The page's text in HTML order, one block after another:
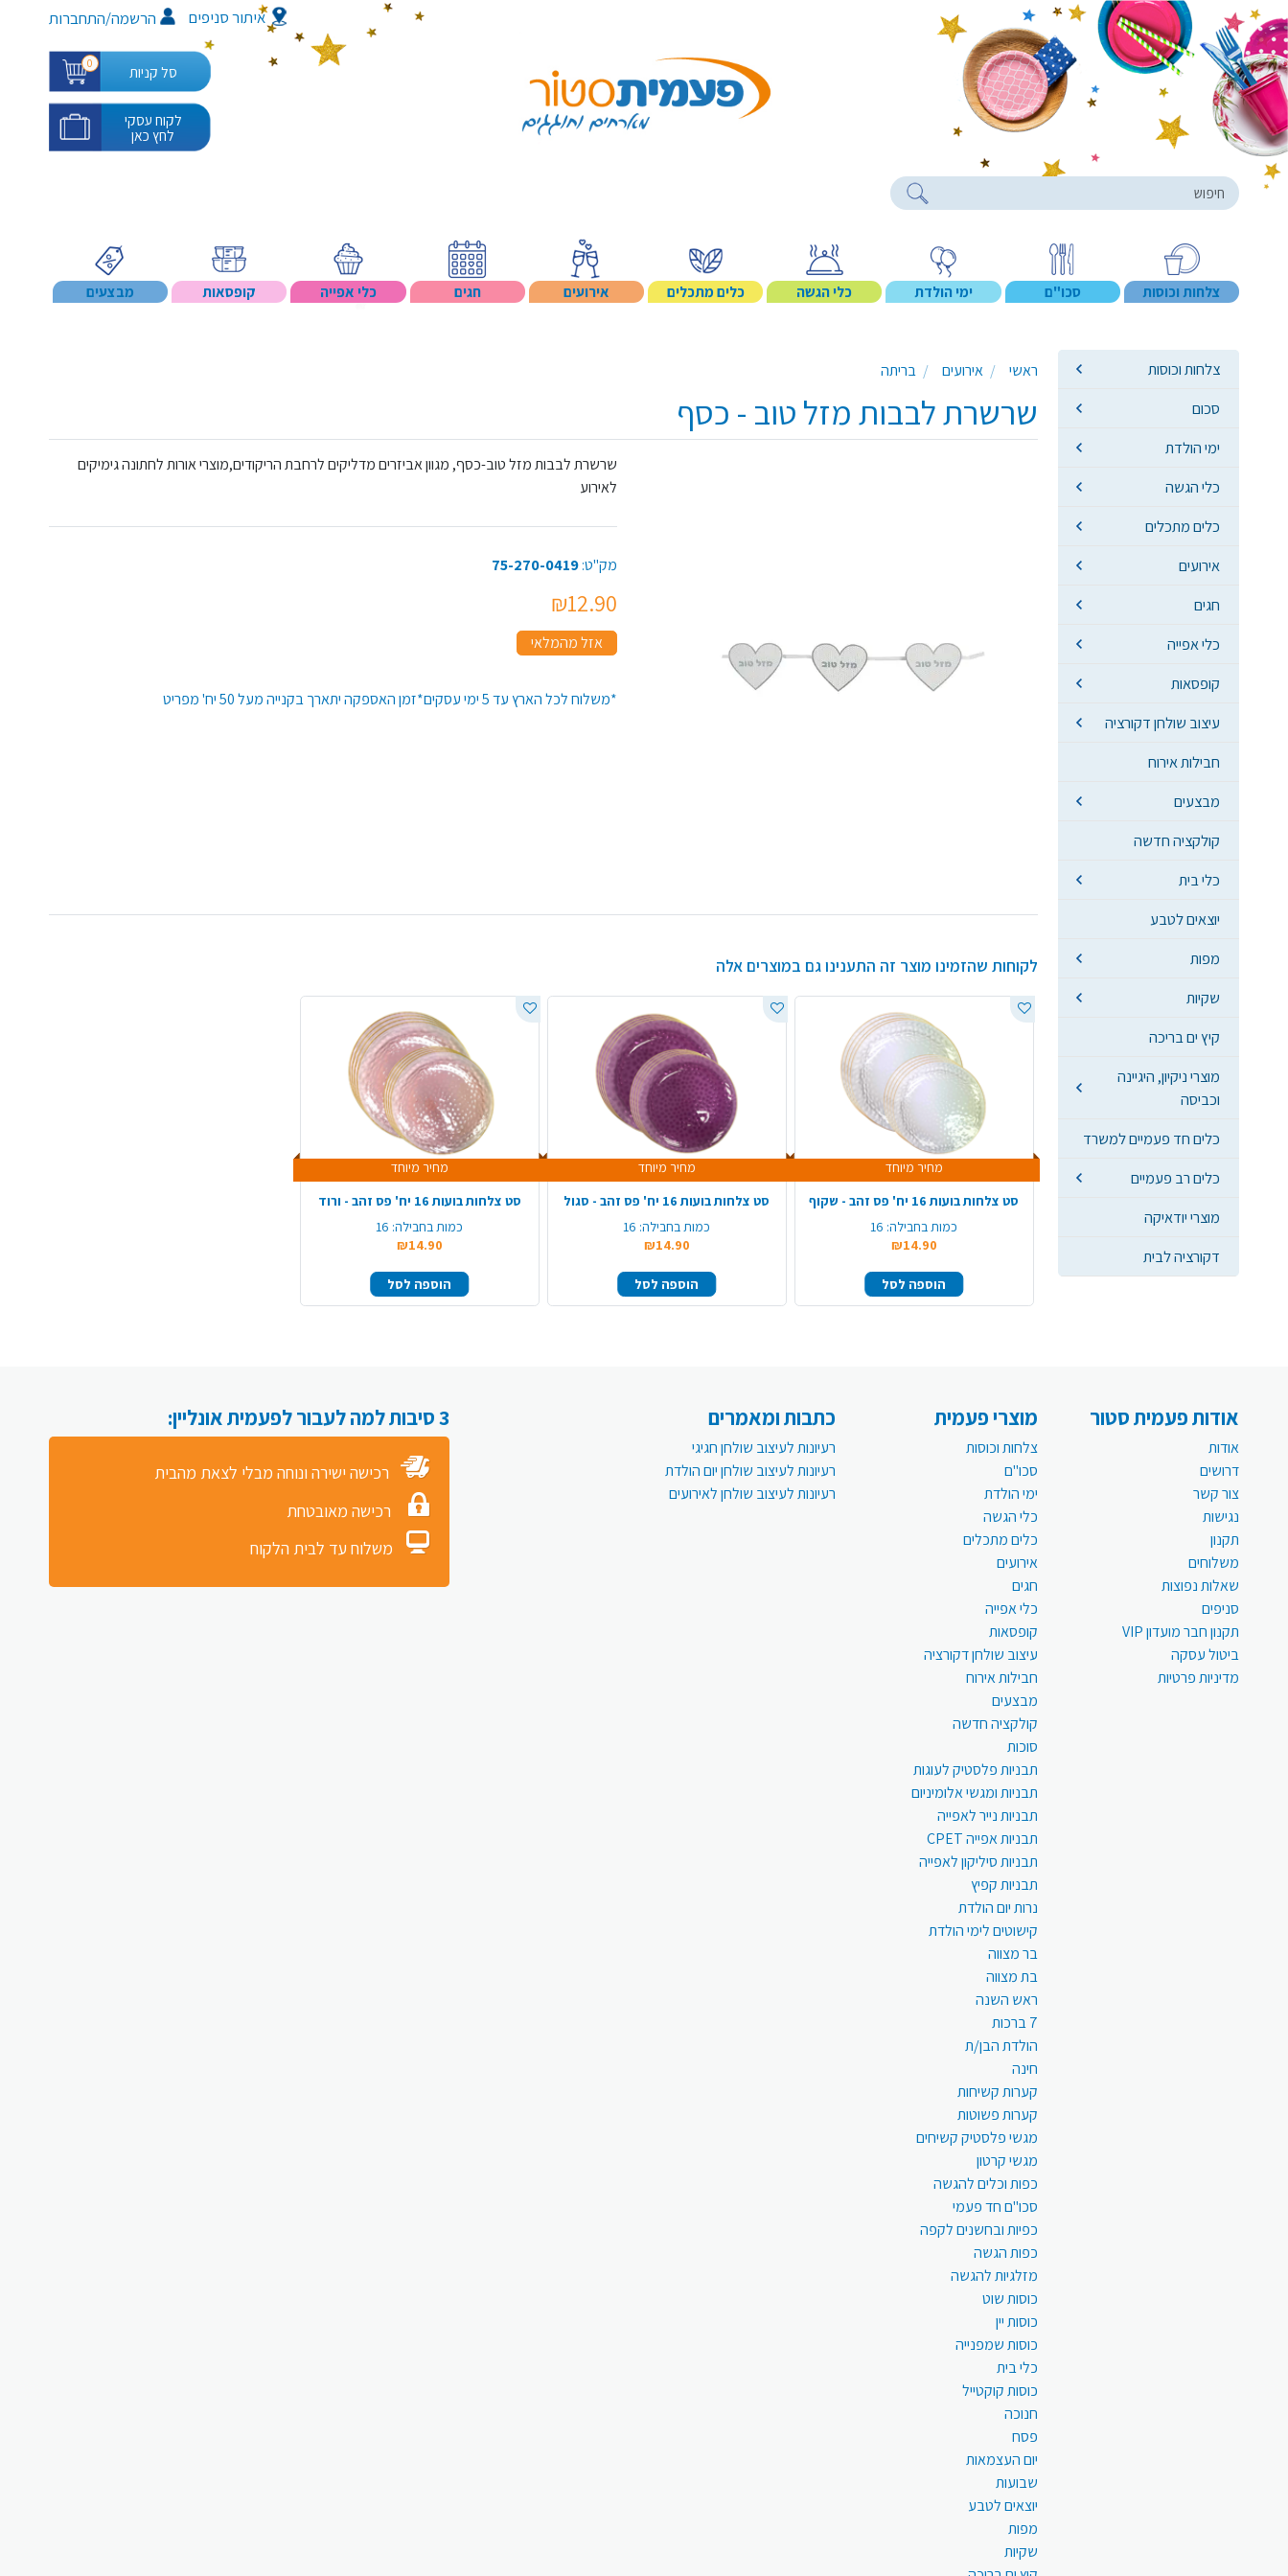
איתור סניפים הרשמה/התחברות
סל קניות 0
לקוח עסקי
לחץ כאן
Search products
צלחות וכוסות סכו"ם ימי הולדת כלי הגשה כלים מתכלים אירועים חגים כלי אפייה קופסאות מבצעים
צלחות וכוסות
סכום
ימי הולדת
כלי הגשה
כלים מתכלים
אירועים
חגים
כלי אפייה
קופסאות
עיצוב שולחן דקורציה
חבילות אירוח
מבצעים
קולקציה חדשה
כלי בית
יוצאים לטבע
מפות
שקיות
קיץ ים בריכה
מוצרי ניקיון, היגיינה
וכביסה
כלים חד פעמיים למשרד
כלים רב פעמיים
מוצרי יודאיקה
דקורציה לבית
ראשי אירועים בריתה
שרשרת לבבות מזל טוב - כסף
שרשרת לבבות מזל טוב-כסף, מגוון אביזרים מדליקים לרחבת הריקודים,מוצרי אורות לחתונה גימיקים
לאירוע
מק"ט:75-270-0419
₪12.90
אזל מהמלאי
*משלוח לכל הארץ עד 5 ימי עסקים*זמן האספקה יתארך בקנייה מעל 50 יח' מפריט
לקוחות שהזמינו מוצר זה התענינו גם במוצרים אלה
מחיר מיוחד
סט צלחות בועות 16 יח' פס זהב - שקוף
כמות בחבילה: 16
₪14.90
הוספה לסל
מחיר מיוחד
סט צלחות בועות 16 יח' פס זהב - סגול
כמות בחבילה: 16
₪14.90
הוספה לסל
מחיר מיוחד
סט צלחות בועות 16 יח' פס זהב - ורוד
כמות בחבילה: 16
₪14.90
הוספה לסל
אודות פעמית סטור
אודות
דרושים
צור קשר
נגישות
תקנון
משלוחים
שאלות נפוצות
סניפים
תקנון חבר מועדון VIP
ביטול עסקה
מדיניות פרטיות
מוצרי פעמית
צלחות וכוסות
סכו"ם
ימי הולדת
כלי הגשה
כלים מתכלים
אירועים
חגים
כלי אפייה
קופסאות
עיצוב שולחן דקורציה
חבילות אירוח
מבצעים
קולקציה חדשה
סוכות
תבניות פלסטיק לעוגות
תבניות ומגשי אלומיניום
תבניות נייר לאפייה
תבניות אפייה CPET
תבניות סיליקון לאפייה
תבניות קפיץ
נרות יום הולדת
קישוטים לימי הולדת
בר מצווה
בת מצווה
ראש השנה
7 ברכות
הולדת הבן/ת
חינה
קערות קשיחות
קערות פשוטות
מגשי פלסטיק קשיחים
מגשי קרטון
כפות וכלים להגשה
סכו"ם חד פעמי
כפיות ובחשנים לקפה
כפות הגשה
מזלגיות להגשה
כוסות שוט
כוסות יין
כוסות שמפנייה
כלי בית
כוסות קוקטייל
חנוכה
פסח
יום העצמאות
שבועות
יוצאים לטבע
מפות
שקיות
כתבות ומאמרים
רעיונות לעיצוב שולחן חגיגי
רעיונות לעיצוב שולחן יום הולדת
רעיונות לעיצוב שולחן לאירועים
3 סיבות למה לעבור לפעמית אונליין:
רכישה ישירה ונוחה מבלי לצאת מהבית
רכישה מאובטחת
משלוח עד לבית הלקוח